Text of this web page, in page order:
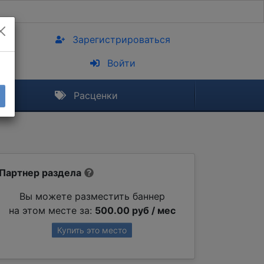
Зарегистрироваться
Войти
Расценки
Партнер раздела
Вы можете разместить баннер
на этом месте за: 500.00 руб / мес
Купить это место